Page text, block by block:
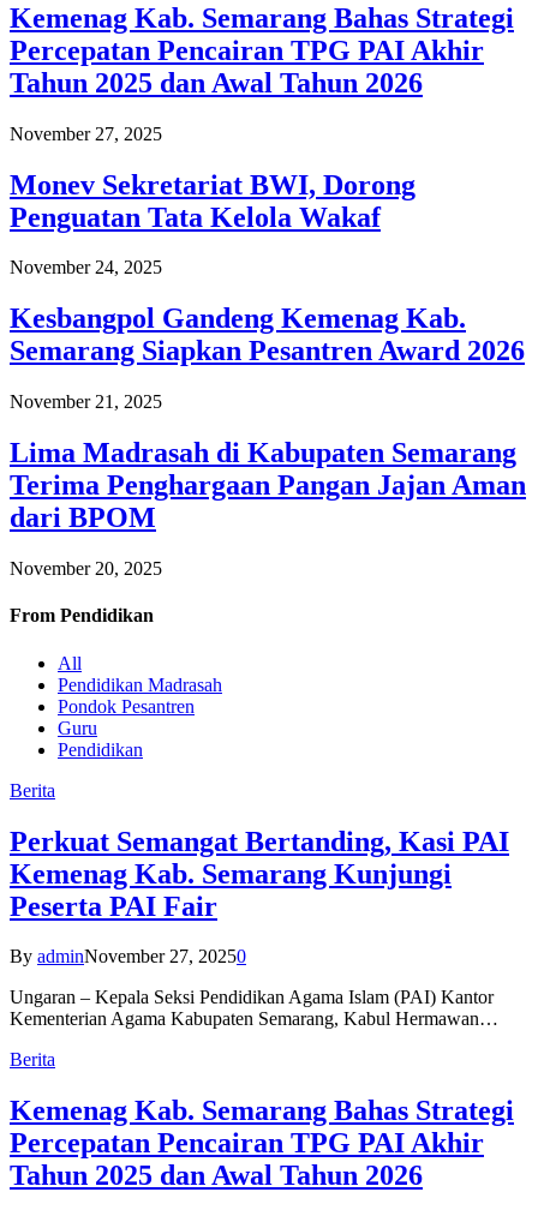
Kemenag Kab. Semarang Bahas Strategi
Percepatan Pencairan TPG PAI Akhir
Tahun 2025 dan Awal Tahun 2026
November 27, 2025
Monev Sekretariat BWI, Dorong
Penguatan Tata Kelola Wakaf
November 24, 2025
Kesbangpol Gandeng Kemenag Kab.
Semarang Siapkan Pesantren Award 2026
November 21, 2025
Lima Madrasah di Kabupaten Semarang
Terima Penghargaan Pangan Jajan Aman
dari BPOM
November 20, 2025
From Pendidikan
All
Pendidikan Madrasah
Pondok Pesantren
Guru
Pendidikan
Berita
Perkuat Semangat Bertanding, Kasi PAI
Kemenag Kab. Semarang Kunjungi
Peserta PAI Fair
By adminNovember 27, 20250
Ungaran – Kepala Seksi Pendidikan Agama Islam (PAI) Kantor
Kementerian Agama Kabupaten Semarang, Kabul Hermawan…
Berita
Kemenag Kab. Semarang Bahas Strategi
Percepatan Pencairan TPG PAI Akhir
Tahun 2025 dan Awal Tahun 2026